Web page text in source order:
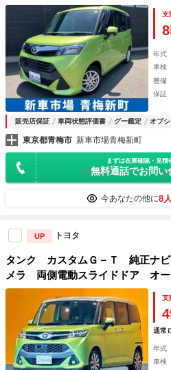
ー 運転席＆助手席シートヒータ
スマートキー 電動格納ミラー
支
年式
車検
整備
保証
販売店保証 車両状態評価書 グー鑑定 オプ
東京都青梅市 新車市場青梅新町
まずは在庫確認・見積
無料通話でお問い
今あなたの他に8人
UP トヨタ
タンク カスタムＧ－Ｔ 純正ナ
メラ 両側電動スライドドア オ
衝突被害軽減システム アルミホ
Ｄヘッドランプ スマートキー
支
通常
年式
車検